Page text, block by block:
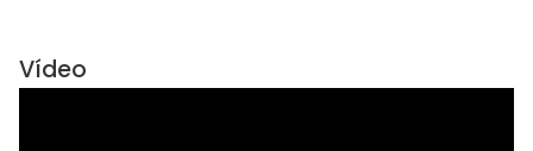
Vídeo